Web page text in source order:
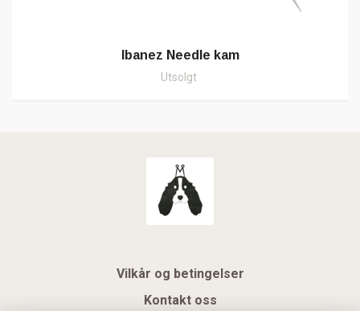
Ibanez Needle kam
Utsolgt
Vilkår og betingelser
Kontakt oss